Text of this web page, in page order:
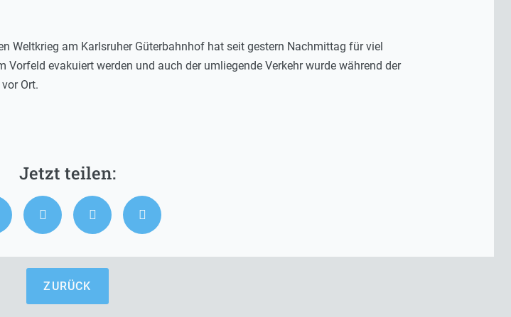
Weltkrieg am Karlsruher Güterbahnhof hat seit gestern Nachmittag für viel
evakuiert werden und auch der umliegende Verkehr wurde während der
Ort.
ZURÜCK